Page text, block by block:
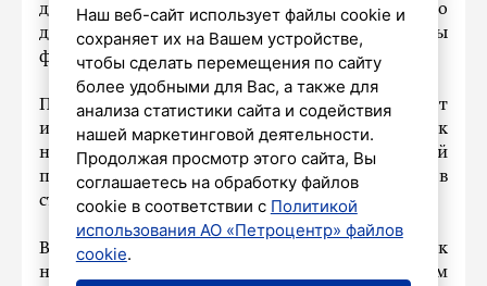
длительное время. Но пока Запад только
думает, разрешать это или нет, удары
фактически уже происходят.
Политолог добавил, что Запад не оставляет
иного выбора, кроме как расширять так
называемый санитарный кордон, который
позволит обеспечивать безопасность регионов
страны.
Вся эта ситуация, без шуток, может привести к
началу третьей мировой войны. По словам
Наш веб-сайт использует файлы cookie и
сохраняет их на Вашем устройстве,
чтобы сделать перемещения по сайту
более удобными для Вас, а также для
анализа статистики сайта и содействия
нашей маркетинговой деятельности.
Продолжая просмотр этого сайта, Вы
соглашаетесь на обработку файлов
cookie в соответствии с Политикой
использования АО «Петроцентр» файлов
cookie.